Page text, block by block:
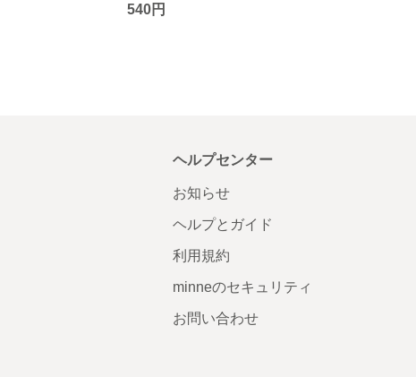
540円
ヘルプセンター
お知らせ
ヘルプとガイド
利用規約
minneのセキュリティ
お問い合わせ